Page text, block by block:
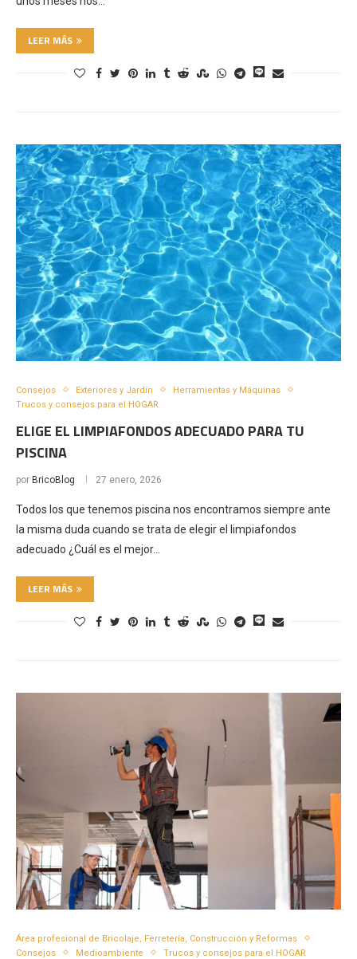
LEER MÁS
Consejos Exteriores y Jardín
Herramientas y Máquinas
Trucos y consejos para el HOGAR
ELIGE EL LIMPIAFONDOS ADECUADO PARA TU
PISCINA
por BricoBlog 27 enero, 2026
Todos los que tenemos piscina nos encontramos siempre ante
la misma duda cuando se trata de elegir el limpiafondos
adecuado ¿Cuál es el mejor…
LEER MÁS
Área profesional de Bricolaje, Ferretería, Construcción y Reformas
Consejos
Medioambiente Trucos y consejos para el HOGAR